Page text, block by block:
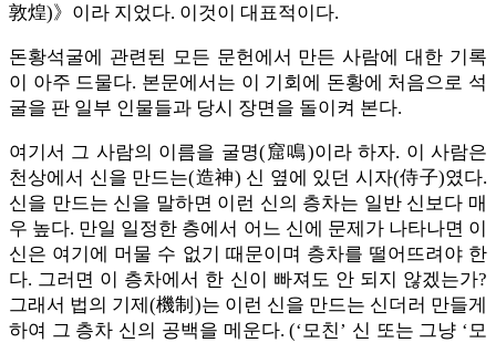
敦煌)》이라 지었다. 이것이 대표적이다.
돈황석굴에 관련된 모든 문헌에서 만든 사람에 대한 기록
이 아주 드물다. 본문에서는 이 기회에 돈황에 처음으로 석
굴을 판 일부 인물들과 당시 장면을 돌이켜 본다.
여기서 그 사람의 이름을 굴명(窟鳴)이라 하자. 이 사람은
천상에서 신을 만드는(造神) 신 옆에 있던 시자(侍子)였다.
신을 만드는 신을 말하면 이런 신의 층차는 일반 신보다 매
우 높다. 만일 일정한 층에서 어느 신에 문제가 나타나면 이
신은 여기에 머물 수 없기 때문이며 층차를 떨어뜨려야 한
다. 그러면 이 층차에서 한 신이 빠져도 안 되지 않겠는가?
그래서 법의 기제(機制)는 이런 신을 만드는 신더러 만들게
하여 그 층차 신의 공백을 메운다. (‘모친’ 신 또는 그냥 ‘모